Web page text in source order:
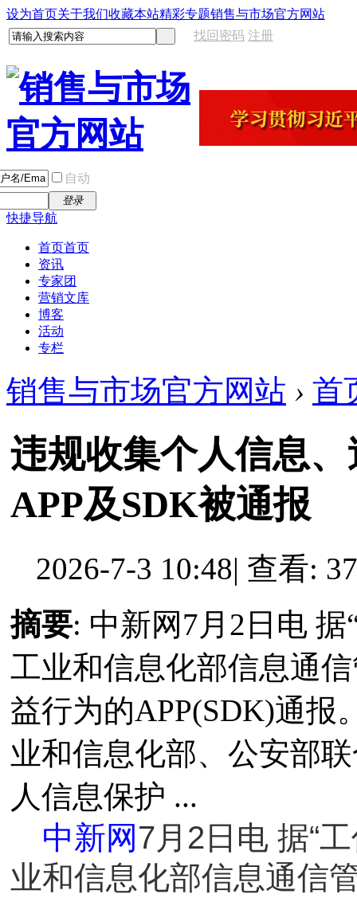
设为首页关于我们收藏本站精彩专题销售与市场官方网站
找回密码 注册
自动
登录
快捷导航
首页首页
资讯
专家团
营销文库
博客
活动
专栏
销售与市场官方网站 › 首
违规收集个人信息
APP及SDK被通报
2026-7-3 10:48| 查看:
摘要: 中新网7月2日电
工业和信息化部信息通
益行为的APP(SDK)通报
业和信息化部、公安部
人信息保护 ...
中新网 7月2日电 据“
业和信息化部信息通信